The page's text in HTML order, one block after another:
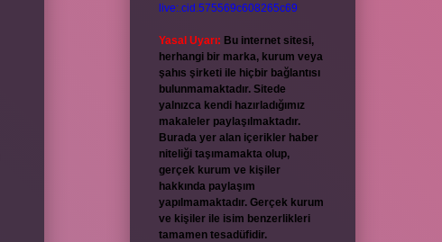
live:.cid.575569c608265c69
Yasal Uyarı: Bu internet sitesi,
herhangi bir marka, kurum veya
şahıs şirketi ile hiçbir bağlantısı
bulunmamaktadır. Sitede
yalnızca kendi hazırladığımız
makaleler paylaşılmaktadır.
Burada yer alan içerikler haber
niteliği taşımamakta olup,
gerçek kurum ve kişiler
hakkında paylaşım
yapılmamaktadır. Gerçek kurum
ve kişiler ile isim benzerlikleri
tamamen tesadüfidir.